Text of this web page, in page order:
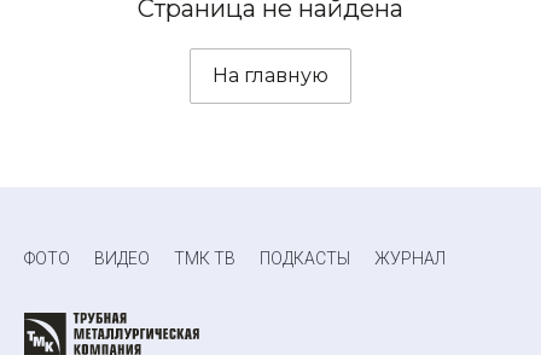
Страница не найдена
На главную
ФОТО ВИДЕО ТМК ТВ ПОДКАСТЫ ЖУРНАЛ